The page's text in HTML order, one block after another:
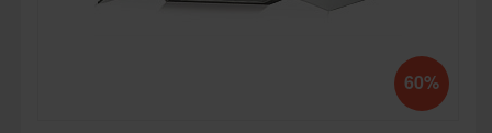
60%